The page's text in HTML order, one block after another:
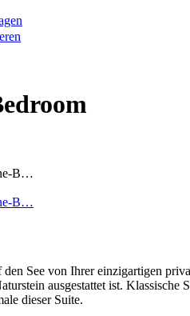
B…
B…
den See von Ihrer einzigartigen
ausgestattet ist.
dieser Suite.